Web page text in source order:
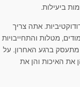
ביעילות.
אתה צריך
מטלות והתחייבויות
ברגע האחרון. על
את האיכות והן את